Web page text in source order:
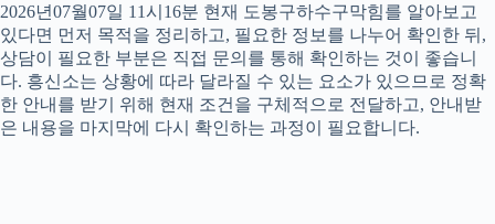
2026년07월07일 11시16분 현재 도봉구하수구막힘를 알아보고
있다면 먼저 목적을 정리하고, 필요한 정보를 나누어 확인한 뒤,
상담이 필요한 부분은 직접 문의를 통해 확인하는 것이 좋습니
다. 흥신소는 상황에 따라 달라질 수 있는 요소가 있으므로 정확
한 안내를 받기 위해 현재 조건을 구체적으로 전달하고, 안내받
은 내용을 마지막에 다시 확인하는 과정이 필요합니다.